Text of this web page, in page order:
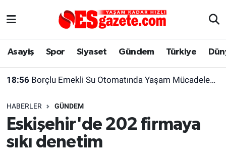
Asayiş Spor Siyaset Gündem Türkiye
18:56 Borçlu Emekli Su Otomatında Yaşam Mücadelesi Veriyor
HABERLER GÜNDEM
Eskişehir'de 202 firmaya
sıkı denetim
Asayiş
Gündem
Türkiye
Yaşam
Eskişehirspor Arşivi
Eskişehir Arşivi
Eskişehir Nöbetçi Eczaneler
Süper Lig Puan Durumu ve Fikstür
Tüm Manşetler